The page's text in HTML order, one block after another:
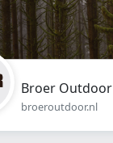
Broer Outdoor
broeroutdoor.nl